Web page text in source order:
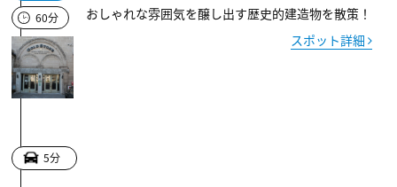
60分
おしゃれな雰囲気を醸し出す歴史的建造物を散策！
スポット詳細
5分